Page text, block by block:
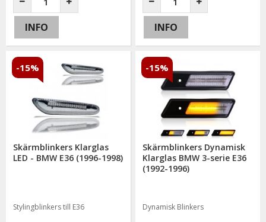
INFO INFO
Skärmblinkers Klarglas
LED - BMW E36 (1996-1998)
Stylingblinkers till E36
-15%
Skärmblinkers Dynamisk
Klarglas BMW 3-serie E36
(1992-1996)
Dynamisk Blinkers
-15%